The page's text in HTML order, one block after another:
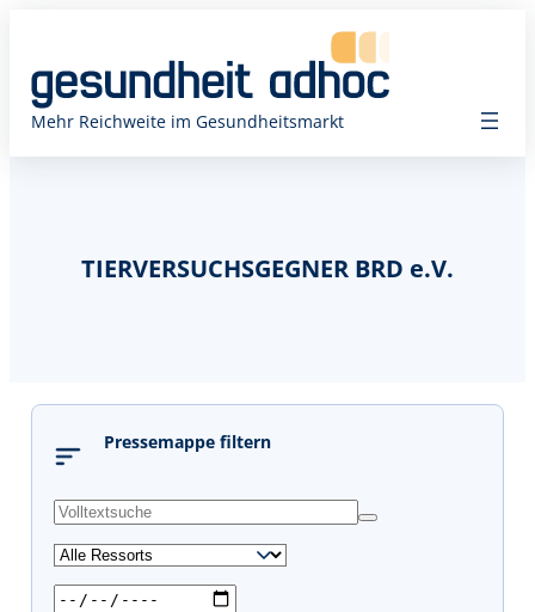
Mehr Reichweite im Gesundheitsmarkt
TIERVERSUCHSGEGNER BRD e.V.
Pressemappe filtern
s